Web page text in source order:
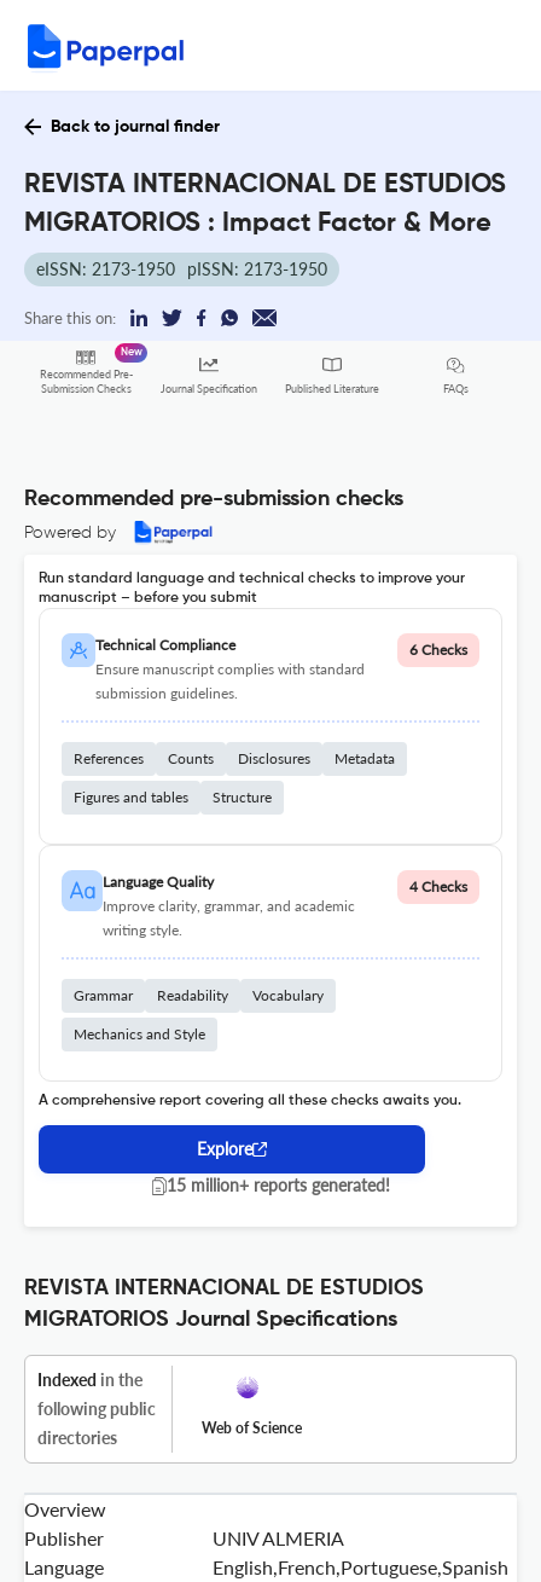
Back to journal finder
REVISTA INTERNACIONAL DE ESTUDIOS
MIGRATORIOS : Impact Factor & More
eISSN: 2173-1950 pISSN: 2173-1950
Share this on:
Recommended Pre-
Submission Checks
New
Journal Specification Published Literature FAQs
Recommended pre-submission checks
Powered by
Run standard language and technical checks to improve your
manuscript – before you submit
Technical Compliance
Ensure manuscript complies with standard
submission guidelines.
6 Checks
References Counts Disclosures Metadata
Figures and tables Structure
Language Quality
Improve clarity, grammar, and academic
writing style.
4 Checks
Grammar Readability Vocabulary
Mechanics and Style
A comprehensive report covering all these checks awaits you.
Explore
15 million+ reports generated!
REVISTA INTERNACIONAL DE ESTUDIOS
MIGRATORIOS Journal Specifications
Indexed in the
following public
directories
Web of Science
Overview
Publisher
UNIV ALMERIA
Language
English,French,Portuguese,Spanish